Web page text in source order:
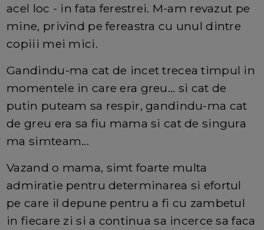
acel loc - in fata ferestrei. M-am revazut pe
mine, privind pe fereastra cu unul dintre
copiii mei mici.
Gandindu-ma cat de incet trecea timpul in
momentele in care era greu... si cat de
putin puteam sa respir, gandindu-ma cat
de greu era sa fiu mama si cat de singura
ma simteam...
Vazand o mama, simt foarte multa
admiratie pentru determinarea si efortul
pe care il depune pentru a fi cu zambetul
in fiecare zi si a continua sa incerce sa faca